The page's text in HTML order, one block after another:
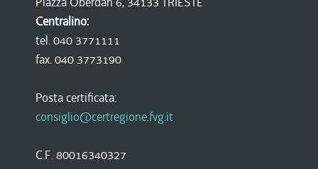
Centralino:
tel. 040 3771111
fax. 040 3773190
Posta certificata:
consiglio@certregione.fvg.it
C.F. 80016340327